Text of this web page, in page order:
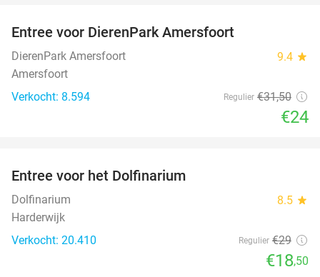
Entree voor DierenPark Amersfoort
DierenPark Amersfoort 9.4 star
Amersfoort
Verkocht: 8.594
Regulier €31,50
€24
Entree voor het Dolfinarium
Dolfinarium 8.5 star
Harderwijk
Verkocht: 20.410
Regulier €29
€18,50